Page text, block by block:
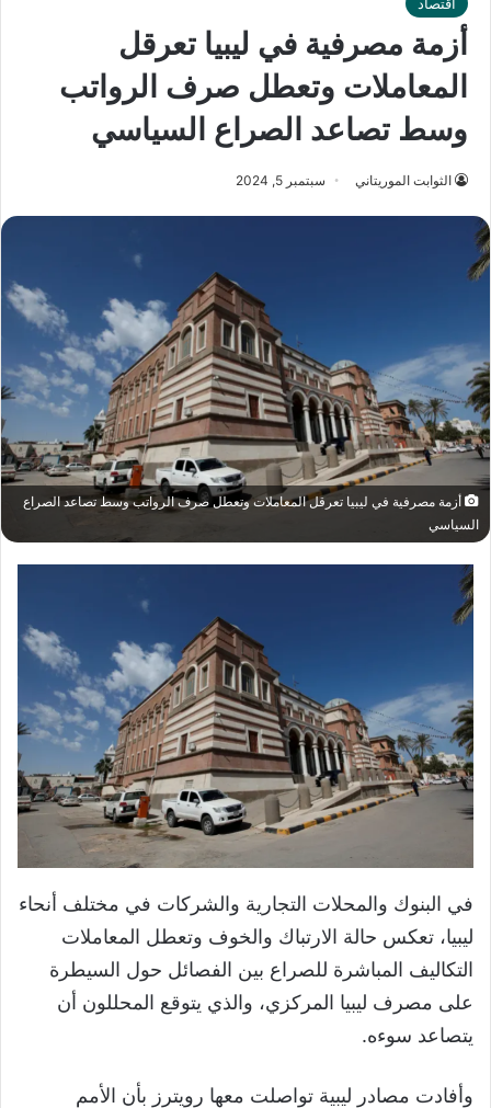
أزمة مصرفية في ليبيا تعرقل
المعاملات وتعطل صرف الرواتب
وسط تصاعد الصراع السياسي
الثوابت الموريتاني سبتمبر 5, 2024
أزمة مصرفية في ليبيا تعرقل المعاملات وتعطل صرف الرواتب وسط تصاعد الصراع
السياسي
في البنوك والمحلات التجارية والشركات في مختلف أنحاء
ليبيا، تعكس حالة الارتباك والخوف وتعطل المعاملات
التكاليف المباشرة للصراع بين الفصائل حول السيطرة
على مصرف ليبيا المركزي، والذي يتوقع المحللون أن
يتصاعد سوءه.
وأفادت مصادر ليبية تواصلت معها رويترز بأن الأمم